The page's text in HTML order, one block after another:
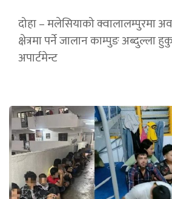
दोहा – मलेसियाको क्वालालम्पुरमा
क्षेत्रमा पर्ने जालान काम्पुङ अब्दुल्ला
अपार्टमेन्ट